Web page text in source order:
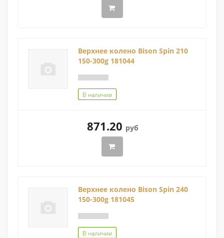
Верхнее колено Bison Spin 210
150-300g 181044
В наличии
871.20 руб
Верхнее колено Bison Spin 240
150-300g 181045
В наличии